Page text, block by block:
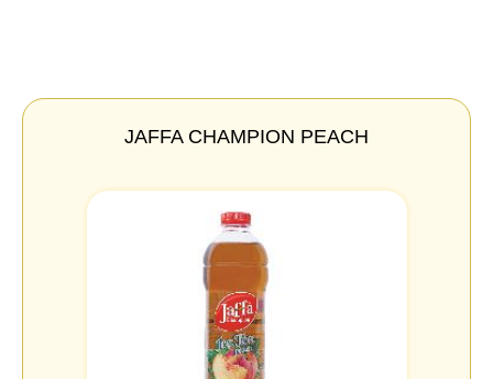
JAFFA CHAMPION PEACH